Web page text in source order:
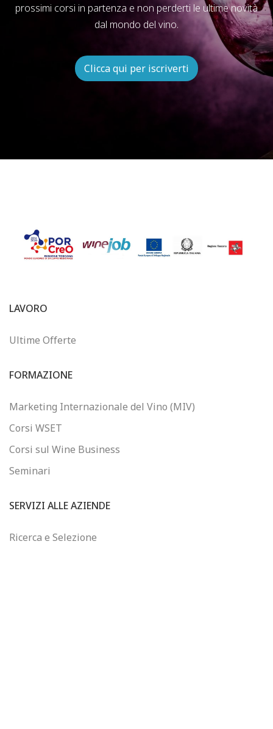
prossimi corsi in partenza e non perderti le ultime novità
dal mondo del vino.
Clicca qui per iscriverti
LAVORO
Ultime Offerte
FORMAZIONE
Marketing Internazionale del Vino (MIV)
Corsi WSET
Corsi sul Wine Business
Seminari
SERVIZI ALLE AZIENDE
Ricerca e Selezione